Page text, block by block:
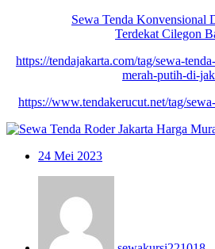
Sewa Tenda Konvensional
Terdekat Cilegon
https://tendajakarta.com/tag/sewa-
merah-putih-di-
https://www.tendakerucut.net/tag/
24 Mei 2023